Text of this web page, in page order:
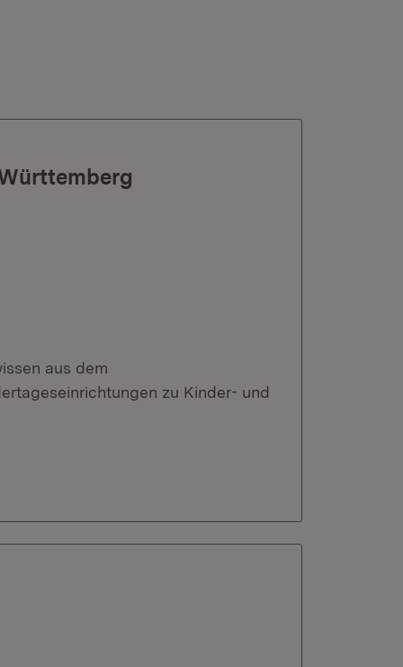
aus dem
zu Kinder- und